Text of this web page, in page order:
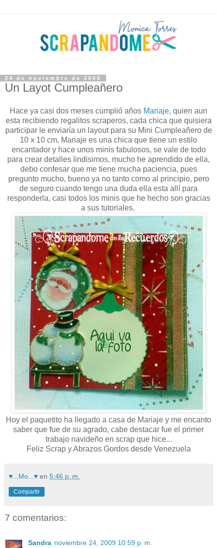
24 de noviembre de 2009
Un Layot Cumpleañero
Hace ya casi dos meses cumplió años Mariaje, quien aun
esta recibiendo regalitos scraperos, cada chica que quisiera
participar le enviaría un layout para su Mini Cumpleañero de
10 x 10 cm, Mariaje es una chica que tiene un estilo
encantador y hace unos minis fabulosos, se vale de todo
para crear detalles lindisimos, mucho he aprendido de ella,
debo confesar que me tiene mucha paciencia, pues
pregunto mucho, bueno ya no tanto como al principio, pero
de seguro cuando tengo una duda ella esta allí para
responderla, casi todos los minis que he hecho son gracias
a sus tutoriales.
Hoy el paquetito ha llegado a casa de Mariaje y me encanto
saber que fue de su agrado, cabe destacar fue el primer
trabajo navideño en scrap que hice...
Feliz Scrap y Abrazos Gordos desde Venezuela
♥...Mo...♥ en 5:46 p. m.
Compartir
7 comentarios:
Sandra noviembre 24, 2009 10:59 p. m.